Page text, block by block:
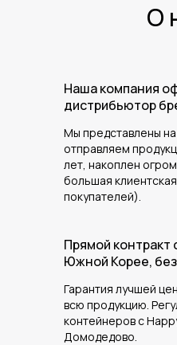
О
Наша компания
дистрибьютор
Мы представлены
отправляем
лет, накоплен
большая
покупателей).
Прямой контракт
Южной Корее,
Гарантия лучшей
всю продукцию.
контейнеров с
Домодедово.